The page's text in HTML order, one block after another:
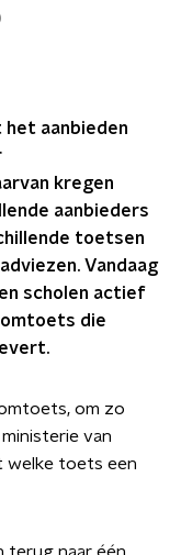
aanbieden
kregen
aanbieders
toetsen
Vandaag
scholen actief
die
om zo
van
welke toets een